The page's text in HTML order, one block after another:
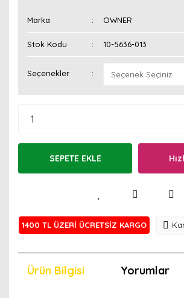
Marka OWNER
Stok Kodu 10-5636-013
Seçenekler
SEPETE EKLE
1400 TL ÜZERİ ÜCRETSİZ KARGO
Ürün Bilgisi Yorumlar